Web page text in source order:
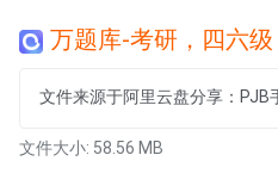
万题库-考研，四六级，建筑师等等考试
文件来源于阿里云盘分享：PJB
文件大小: 58.56 MB